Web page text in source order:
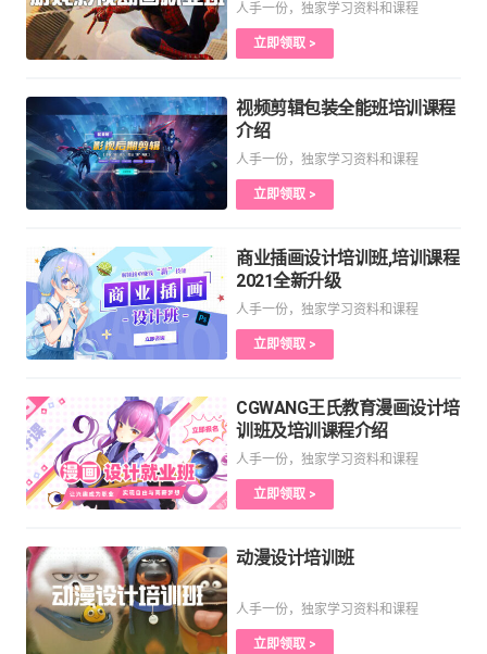
人手一份，独家学习资料和课程
立即领取 >
视频剪辑包装全能班培训课程
介绍
人手一份，独家学习资料和课程
立即领取 >
商业插画设计培训班,培训课程
2021全新升级
人手一份，独家学习资料和课程
立即领取 >
CGWANG王氏教育漫画设计培
训班及培训课程介绍
人手一份，独家学习资料和课程
立即领取 >
动漫设计培训班
人手一份，独家学习资料和课程
立即领取 >